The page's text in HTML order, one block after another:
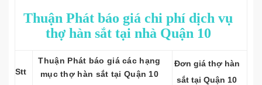
Thuận Phát báo giá chi phí dịch vụ
thợ hàn sắt tại nhà Quận 10
Stt
Thuận Phát báo giá các hạng
mục thợ hàn sắt tại Quận 10
Đơn giá thợ hàn
sắt tại Quận 10